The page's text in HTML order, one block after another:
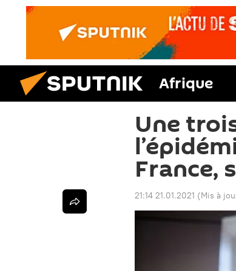
Afrique
Une
France,
21:14 21.01.2021 (Mis à